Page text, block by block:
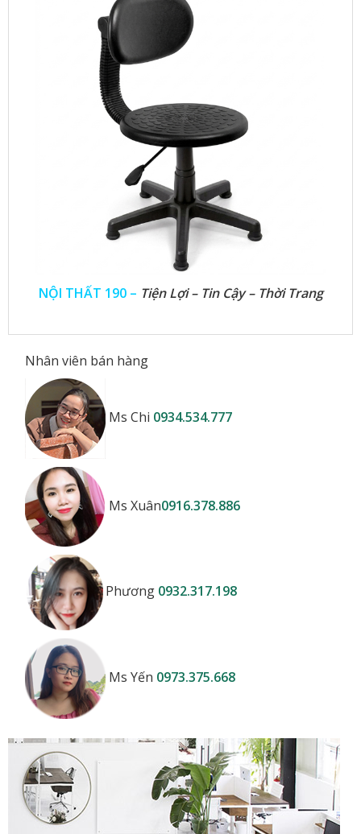
NỘI THẤT 190 – Tiện Lợi – Tin Cậy – Thời Trang
Nhân viên bán hàng
Ms Chi 0934.534.777
Ms Xuân0916.378.886
Phương 0932.317.198
Ms Yến 0973.375.668